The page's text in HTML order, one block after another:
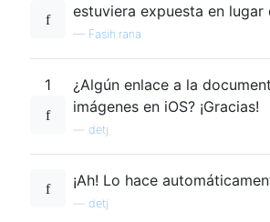
estuviera expuesta en
— Fasih.rana
1
¿Algún enlace a la
imágenes en iOS? ¡Gracias!
detj
¡Ah! Lo hace
detj